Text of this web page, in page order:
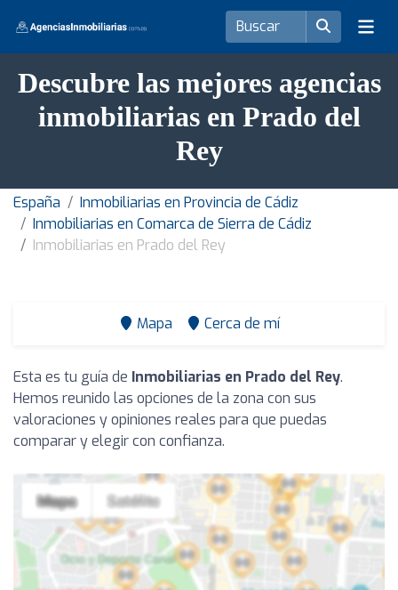
Descubre las mejores agencias
inmobiliarias en Prado del
Rey
España
Inmobiliarias en Provincia de Cádiz
Inmobiliarias en Comarca de Sierra de Cádiz
Inmobiliarias en Prado del Rey
Mapa Cerca de mí
Esta es tu guía de Inmobiliarias en Prado del Rey.
Hemos reunido las opciones de la zona con sus
valoraciones y opiniones reales para que puedas
comparar y elegir con confianza.